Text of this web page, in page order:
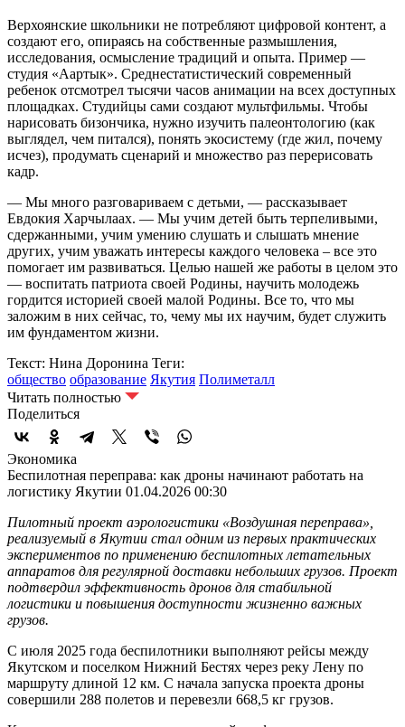
Верхоянские школьники не потребляют цифровой контент, а
создают его, опираясь на собственные размышления,
исследования, осмысление традиций и опыта. Пример —
студия «Аартык». Среднестатистический современный
ребенок отсмотрел тысячи часов анимации на всех доступных
площадках. Студийцы сами создают мультфильмы. Чтобы
нарисовать бизончика, нужно изучить палеонтологию (как
выглядел, чем питался), понять экосистему (где жил, почему
исчез), продумать сценарий и множество раз перерисовать
кадр.
— Мы много разговариваем с детьми, — рассказывает
Евдокия Харчылаах. — Мы учим детей быть терпеливыми,
сдержанными, учим умению слушать и слышать мнение
других, учим уважать интересы каждого человека – все это
помогает им развиваться. Целью нашей же работы в целом это
— воспитать патриота своей Родины, научить молодежь
гордится историей своей малой Родины. Все то, что мы
заложим в них сейчас, то, чему мы их научим, будет служить
им фундаментом жизни.
Текст: Нина Доронина Теги:
общество образование Якутия Полиметалл
Читать полностью
Поделиться
Экономика
Беспилотная переправа: как дроны начинают работать на
логистику Якутии 01.04.2026 00:30
Пилотный проект аэрологистики «Воздушная переправа»,
реализуемый в Якутии стал одним из первых практических
экспериментов по применению беспилотных летательных
аппаратов для регулярной доставки небольших грузов. Проект
подтвердил эффективность дронов для стабильной
логистики и повышения доступности жизненно важных
грузов.
С июля 2025 года беспилотники выполняют рейсы между
Якутском и поселком Нижний Бестях через реку Лену по
маршруту длиной 12 км. С начала запуска проекта дроны
совершили 288 полетов и перевезли 668,5 кг грузов.